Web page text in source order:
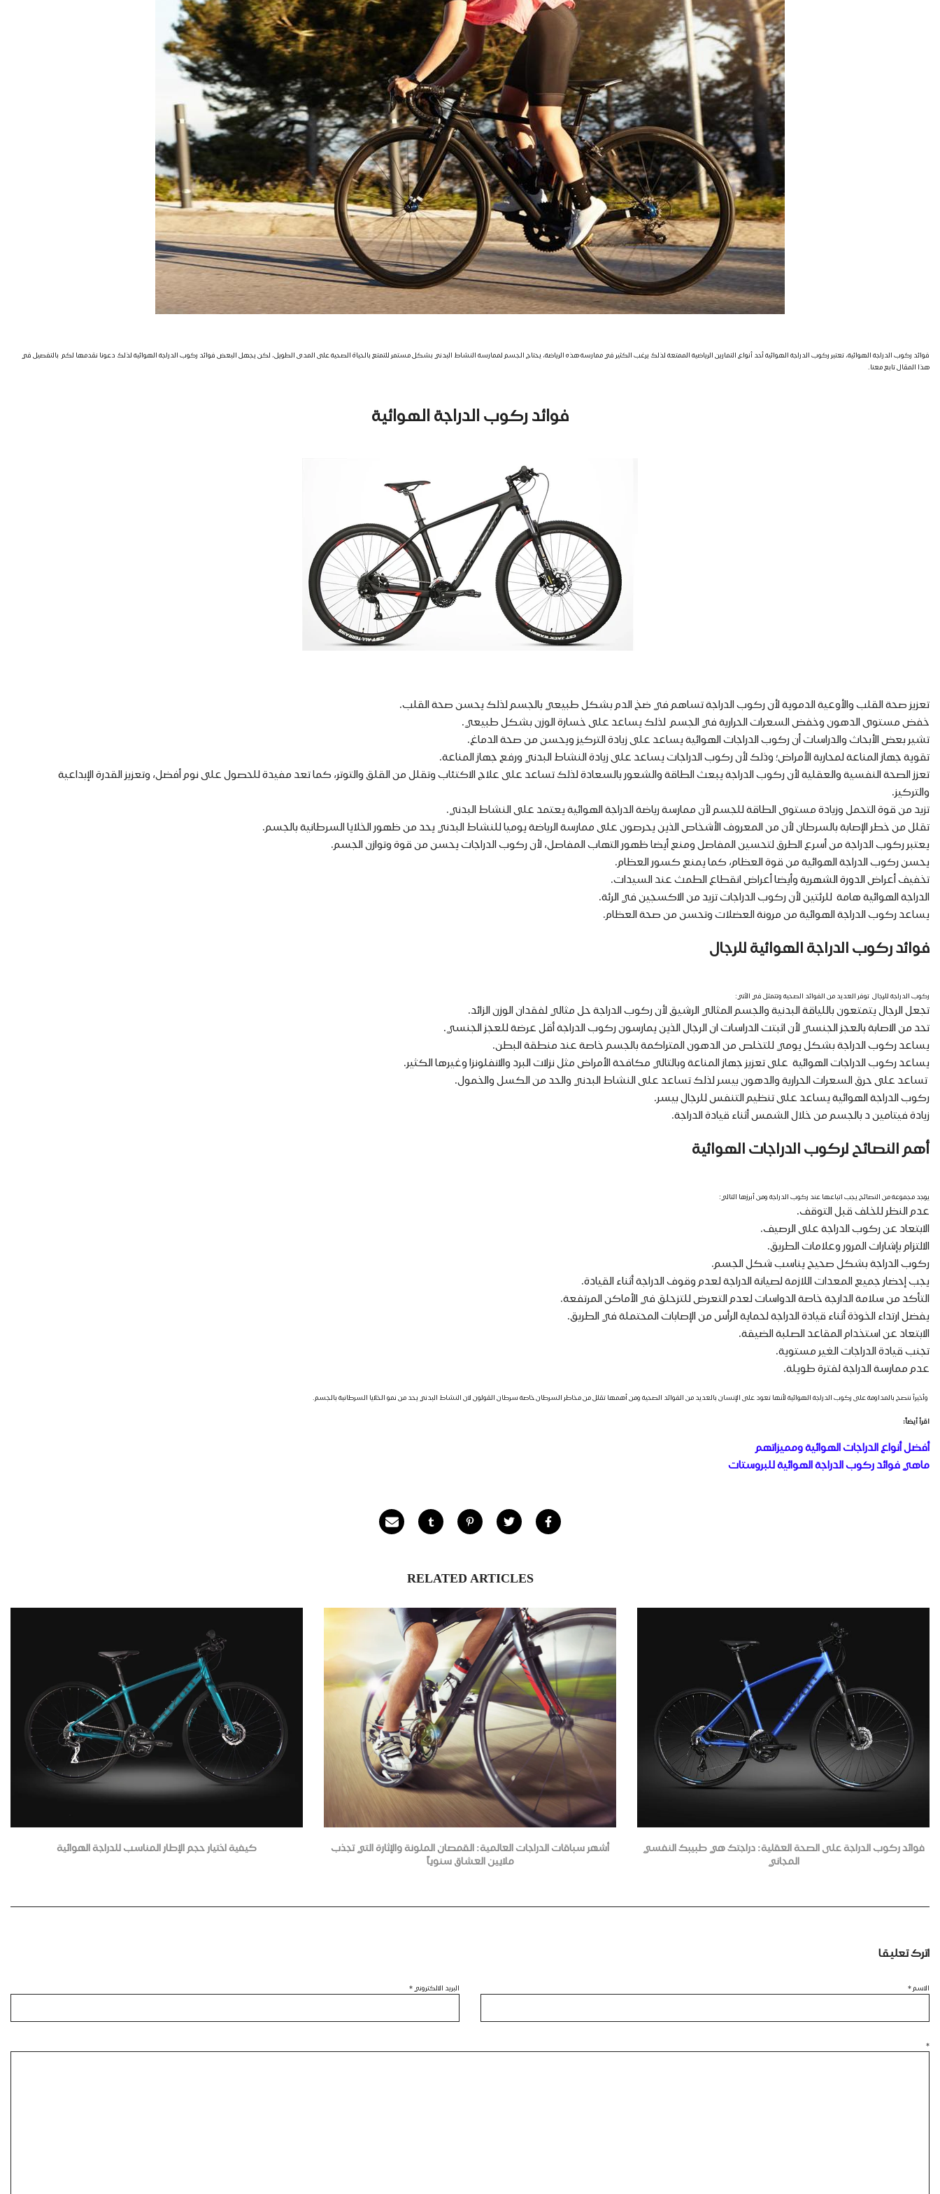
فوائد ركوب الدراجة الهوائية، تعتبر ركوب الدراجة الهوائية أحد أنواع التمارين الرياضية الممتعة لذلك يرغب الكثير في ممارسة هذه الرياضة، يحتاج الجسم لممارسة النشاط البدني بشكل مستمر للتمتع بالحياة الصحية على المدى الطويل، لكن يجهل البعض فوائد ركوب الدراجة الهوائية لذلك دعونا نقدمها لكم بالتفصيل في
هذا المقال تابع معنا.
فوائد ركوب الدراجة الهوائية
تعزيز صحة القلب والأوعية الدموية لأن ركوب الدراجة تساهم في ضخ الدم بشكل طبيعي بالجسم لذلك يحسن صحة القلب.
خفض مستوى الدهون وخفض السعرات الحرارية في الجسم لذلك يساعد على خسارة الوزن بشكل طبيعي.
تشير بعض الأبحاث والدراسات أن ركوب الدراجات الهوائية يساعد على زيادة التركيز ويحسن من صحة الدماغ.
تقوية جهاز المناعة لمحاربة الأمراض؛ وذلك لأن ركوب الدراجات يساعد على زيادة النشاط البدني ورفع جهاز المناعة.
تعزز الصحة النفسية والعقلية لأن ركوب الدراجة يبعث الطاقة والشعور بالسعادة لذلك تساعد على علاج الاكتئاب وتقلل من القلق والتوتر، كما تعد مفيدة للحصول على نوم أفضل، وتعزيز القدرة الإبداعية
والتركيز.
تزيد من قوة التحمل وزيادة مستوى الطاقة للجسم لأن ممارسة رياضة الدراجة الهوائية يعتمد على النشاط البدني.
تقلل من خطر الإصابة بالسرطان لأن من المعروف الأشخاص الذين يحرصون على ممارسة الرياضة يوميا للنشاط البدني يحد من ظهور الخلايا السرطانية بالجسم.
يعتبر ركوب الدراجة من أسرع الطرق لتحسين المفاصل ومنع أيضا ظهور التهاب المفاصل، لأن ركوب الدراجات يحسن من قوة وتوازن الجسم.
يحسن ركوب الدراجة الهوائية من قوة العظام، كما يمنع كسور العظام.
تخفيف أعراض الدورة الشهرية وأيضا أعراض انقطاع الطمث عند السيدات.
الدراجة الهوائية هامة للرئتين لأن ركوب الدراجات تزيد من الاكسجين في الرئة.
يساعد ركوب الدراجة الهوائية من مرونة العضلات وتحسن من صحة العظام.
فوائد ركوب الدراجة الهوائية للرجال
ركوب الدراجة للرجال توفر العديد من الفوائد الصحية وتتمثل في الآتي:
تجعل الرجال يتمتعون باللياقة البدنية والجسم المثالي الرشيق لأن ركوب الدراجة حل مثالي لفقدان الوزن الزائد.
تحد من الاصابة بالعجز الجنسي لأن اثبتت الدراسات ان الرجال الذين يمارسون ركوب الدراجة أقل عرضة للعجز الجنسي.
يساعد ركوب الدراجة بشكل يومي للتخلص من الدهون المتراكمة بالجسم خاصة عند منطقة البطن.
يساعد ركوب الدراجات الهوائية على تعزيز جهاز المناعة وبالتالي مكافحة الأمراض مثل نزلات البرد والانفلونزا وغيرها الكثير.
تساعد على حرق السعرات الحرارية والدهون بيسر لذلك تساعد على النشاط البدني والحد من الكسل والخمول.
ركوب الدراجة الهوائية يساعد على تنظيم التنفس للرجال بيسر.
زيادة فيتامين د بالجسم من خلال الشمس أثناء قيادة الدراجة.
أهم النصائح لركوب الدراجات الهوائية
يوجد مجموعة من النصائح يجب اتباعها عند ركوب الدراجة ومن أبرزها التالي:
عدم النظر للخلف قبل التوقف.
الابتعاد عن ركوب الدراجة على الرصيف.
الالتزام بإشارات المرور وعلامات الطريق.
ركوب الدراجة بشكل صحيح يناسب شكل الجسم.
يجب إحضار جميع المعدات اللازمة لصيانة الدراجة لعدم وقوف الدراجة أثناء القيادة.
التأكد من سلامة الدارجة خاصة الدواسات لعدم التعرض للتزحلق في الأماكن المرتفعة.
يفضل ارتداء الخوذة أثناء قيادة الدراجة لحماية الرأس من الإصابات المحتملة في الطريق.
الابتعاد عن استخدام المقاعد الصلبة الضيقة.
تجنب قيادة الدراجات الغير مستوية.
عدم ممارسة الدراجة لفترة طويلة.
وأخيراً ننصح بالمداومة على ركوب الدراجة الهوائية لأنها تعود على الإنسان بالعديد من الفوائد الصحية ومن أهمها تقلل من مخاطر السرطان خاصة سرطان القولون لان النشاط البدني يحد من نمو الخلايا السرطانية بالجسم.
اقرأ أيضاً:
أفضل أنواع الدراجات الهوائية ومميزاتهم
ماهي فوائد ركوب الدراجة الهوائية للبروستات
RELATED ARTICLES
فوائد ركوب الدراجة على الصحة العقلية: دراجتك هي طبيبك النفسي
المجاني
أشهر سباقات الدراجات العالمية: القمصان الملونة والإثارة التي تجذب
ملايين العشاق سنوياً
كيفية اختيار حجم الإطار المناسب للدراجة الهوائية
اترك تعليقا
الاسم * البريد الالكتروني *
*